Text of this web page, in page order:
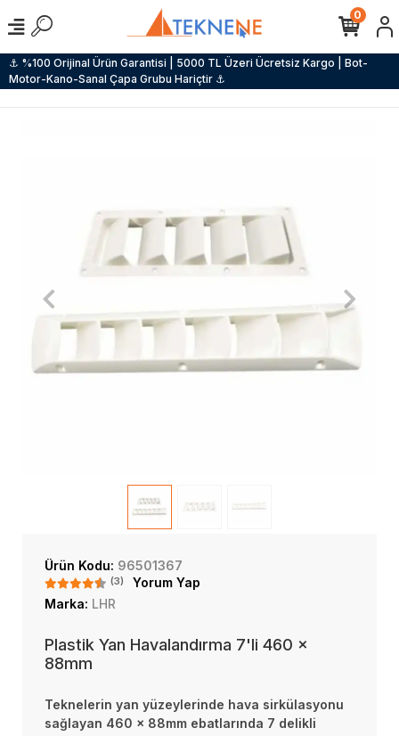
⚓ %100 Orijinal Ürün Garantisi | 5000 TL Üzeri Ücretsiz Kargo | Bot-
Motor-Kano-Sanal Çapa Grubu Hariçtir ⚓
0
Ürün Kodu: 96501367
(3)
Yorum Yap
Marka: LHR
Plastik Yan Havalandırma 7'li 460 x
88mm
Teknelerin yan yüzeylerinde hava sirkülasyonu
sağlayan 460 x 88mm ebatlarında 7 delikli